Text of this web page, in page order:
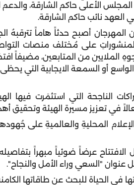
الأعلى حاكم الشارقة،
نائب حاكم الشارقة.
المهرجان أصبح حدثاً هاماً تترقبهُ
على مُختلف منصات
الملايين من المتابعين، مضيفاً
أو السمعة الايجابية التي
الناجحة التي استثمَرت فيها
في تعزيز مسيرة الهيئة وتحقيق
المحليةِ والعالميةِ على
عرضاً ضوئياً مبهراً
"السعي وراء الأمل والنجاح".
الحياة للبحث عن طاقاتها